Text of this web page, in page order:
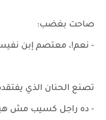
صاحت بغضب:
- نعم!، معتصم إبن نفيسة
تصنع الحنان الذي
- ده راجل كسيب مش